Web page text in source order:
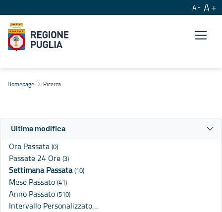
A A
Homepage Ricerca
Ultima modifica
Ora Passata (0)
Passate 24 Ore (3)
Settimana Passata(10)
Mese Passato (41)
Anno Passato (510)
Intervallo Personalizzato…